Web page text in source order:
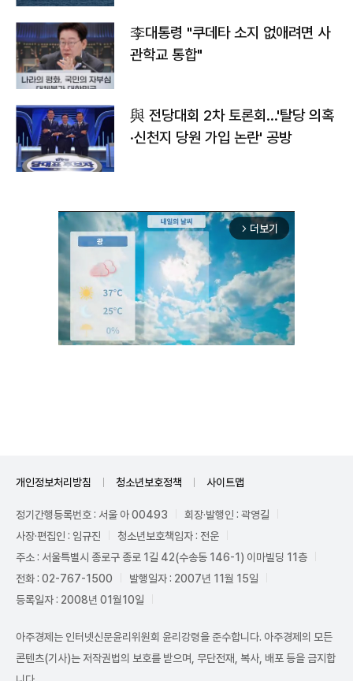
李대통령 "쿠데타 소지 없애려면 사
관학교 통합"
與 전당대회 2차 토론회…'탈당 의혹
·신천지 당원 가입 논란' 공방
arrow_forward_ios 더보기
개인정보처리방침 청소년보호정책 사이트맵
정기간행등록번호 : 서울 아 00493
회장·발행인 : 곽영길
사장·편집인 : 임규진
청소년보호책임자 : 전운
주소 : 서울특별시 종로구 종로 1길 42(수송동 146-1) 이마빌딩 11층
전화 : 02-767-1500
발행일자 : 2007년 11월 15일
등록일자 : 2008년 01월10일
아주경제는 인터넷신문윤리위원회 윤리강령을 준수합니다. 아주경제의 모든
콘텐츠(기사)는 저작권법의 보호를 받으며, 무단전재, 복사, 배포 등을 금지합